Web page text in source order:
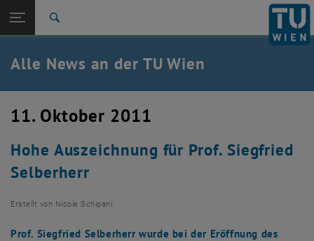
TU Login
Quicklinks
Quicklinks-Menü umschalten
Studium
Karriere
Zurück: Subseiten von TU Wien Startseite auflisten
Zurück zur letzten Ebene:
TU Wien Startseite
Übersicht
Alle News an der TU Wien
11. Oktober 2011
Hohe Auszeichnung für Prof. Siegfried
Selberherr
Erstellt von Nicole Schipani
Prof. Siegfried Selberherr wurde bei der Eröffnung des